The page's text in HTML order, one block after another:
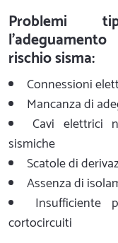
Problemi
rischio sisma:
Connessioni
Mancanza di
Cavi elettrici
sismiche
Scatole di
Assenza di
Insufficiente
cortocircuiti